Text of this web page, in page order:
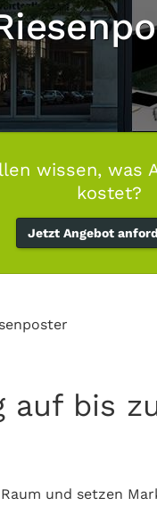
wissen, was
kostet?
Jetzt Angebot
auf bis
und setzen